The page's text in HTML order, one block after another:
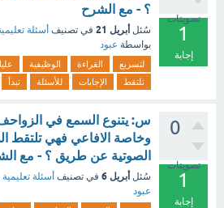
تصويتات
1
إجابة
؟ - مع الشرح
سُئل أبريل 21 في تصنيف أسئلة
بواسطة عبود
لتسريع القراءة الوظيفية
تلتقط
الإجابات للأسئلة تبدأ
0
تصويتات
1
إجابة
س: يتنوع السمع في
وخاصة الافاعي فهي تلتقط
الصوتية عن طريق ؟ - مع
سُئل أبريل 6 في تصنيف أسئلة تعليمية
عبود